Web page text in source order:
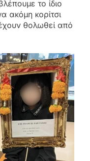
το ίδιο
ακόμη κορίτσι
θολωθεί από